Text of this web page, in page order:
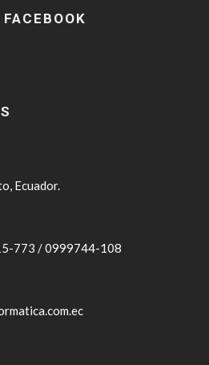
Ecuador.
773 / 0999744-108